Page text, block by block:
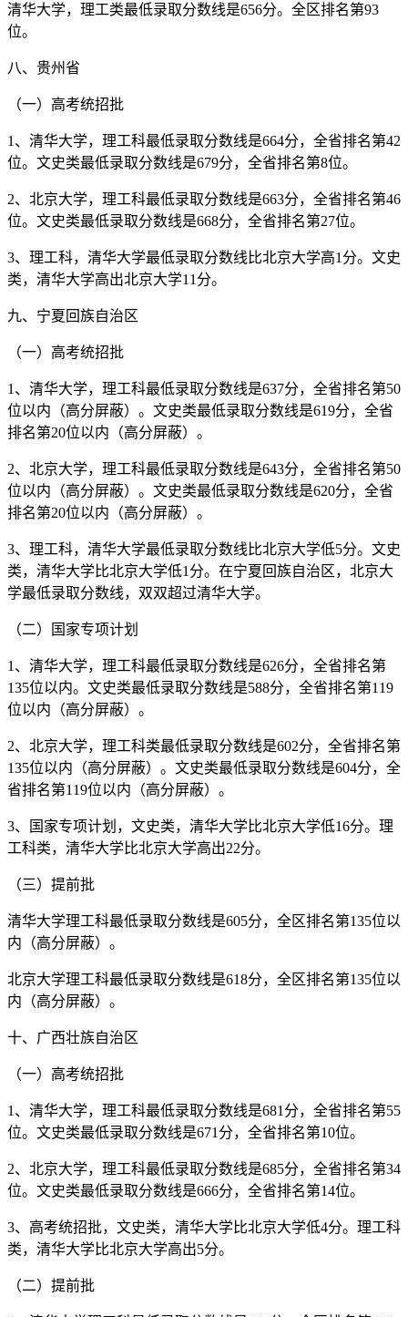
清华大学，理工类最低录取分数线是656分。全区排名第93
位。
八、贵州省
（一）高考统招批
1、清华大学，理工科最低录取分数线是664分，全省排名第42
位。文史类最低录取分数线是679分，全省排名第8位。
2、北京大学，理工科最低录取分数线是663分，全省排名第46
位。文史类最低录取分数线是668分，全省排名第27位。
3、理工科，清华大学最低录取分数线比北京大学高1分。文史
类，清华大学高出北京大学11分。
九、宁夏回族自治区
（一）高考统招批
1、清华大学，理工科最低录取分数线是637分，全省排名第50
位以内（高分屏蔽）。文史类最低录取分数线是619分，全省
排名第20位以内（高分屏蔽）。
2、北京大学，理工科最低录取分数线是643分，全省排名第50
位以内（高分屏蔽）。文史类最低录取分数线是620分，全省
排名第20位以内（高分屏蔽）。
3、理工科，清华大学最低录取分数线比北京大学低5分。文史
类，清华大学比北京大学低1分。在宁夏回族自治区，北京大
学最低录取分数线，双双超过清华大学。
（二）国家专项计划
1、清华大学，理工科最低录取分数线是626分，全省排名第
135位以内。文史类最低录取分数线是588分，全省排名第119
位以内（高分屏蔽）。
2、北京大学，理工科类最低录取分数线是602分，全省排名第
135位以内（高分屏蔽）。文史类最低录取分数线是604分，全
省排名第119位以内（高分屏蔽）。
3、国家专项计划，文史类，清华大学比北京大学低16分。理
工科类，清华大学比北京大学高出22分。
（三）提前批
清华大学理工科最低录取分数线是605分，全区排名第135位以
内（高分屏蔽）。
北京大学理工科最低录取分数线是618分，全区排名第135位以
内（高分屏蔽）。
十、广西壮族自治区
（一）高考统招批
1、清华大学，理工科最低录取分数线是681分，全省排名第55
位。文史类最低录取分数线是671分，全省排名第10位。
2、北京大学，理工科最低录取分数线是685分，全省排名第34
位。文史类最低录取分数线是666分，全省排名第14位。
3、高考统招批，文史类，清华大学比北京大学低4分。理工科
类，清华大学比北京大学高出5分。
（二）提前批